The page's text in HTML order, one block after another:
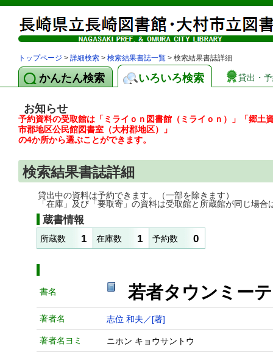
トップページ > 詳細検索 > 検索結果書誌一覧 > 検索結果書誌詳細
かんたん検索 いろいろ検索 貸出・
お知らせ
予約資料の受取館は「ミライｏｎ図書館（ミライｏｎ）」「郷
市郡地区公民館図書室（大村郡地区）」
の4か所から選ぶことができます。
検索結果書誌詳細
貸出中の資料は予約できます。（一部を除きます）
「在庫」及び「要取寄」の資料は受取館と所蔵館が同じ場合
蔵書情報
所蔵数 1 在庫数 1 予約数 0
書名 若者タウンミー
著者名 志位 和夫／[著]
著者名ヨミ ニホン キョウサントウ